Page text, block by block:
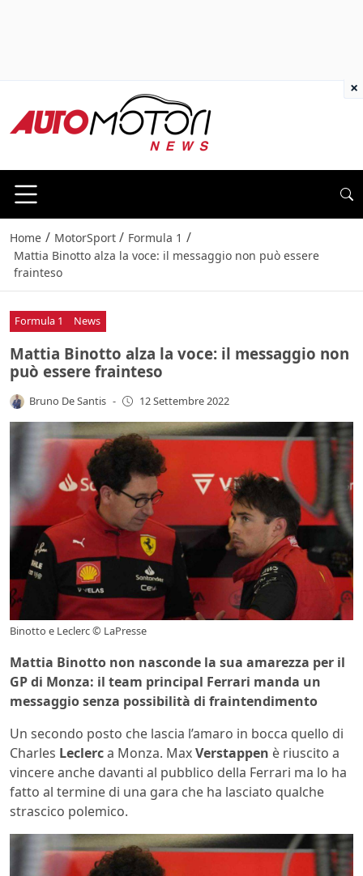
Home / MotorSport / Formula 1 /
Mattia Binotto alza la voce: il messaggio non può essere
frainteso
Formula 1 News
Mattia Binotto alza la voce: il messaggio non
può essere frainteso
Bruno De Santis - 12 Settembre 2022
Binotto e Leclerc © LaPresse
Mattia Binotto non nasconde la sua amarezza per il
GP di Monza: il team principal Ferrari manda un
messaggio senza possibilità di fraintendimento
Un secondo posto che lascia l’amaro in bocca quello di
Charles Leclerca Monza. MaxVerstappen è riuscito a
vincere anche davanti al pubblico della Ferrari ma lo ha
fatto al termine di una gara che ha lasciato qualche
strascico polemico.
×